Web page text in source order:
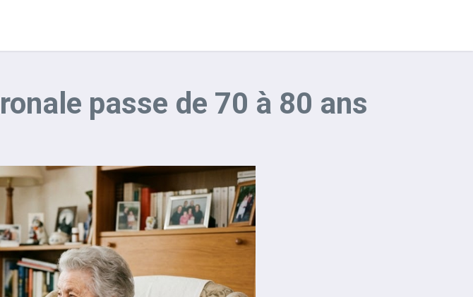
passe de 70 à 80 ans